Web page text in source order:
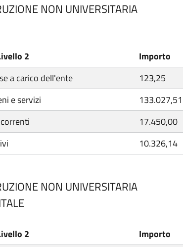
NON UNIVERSITARIA
2
Importo
a carico dell'ente
123,25
e servizi
133.027,51
17.450,00
10.326,14
NON UNIVERSITARIA
2
Importo